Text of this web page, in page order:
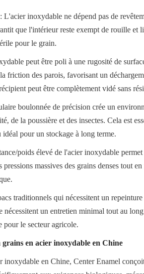
inoxydable ne dépend pas de
que l'intérieur reste exempt de rouille et
pour le grain.
peut être poli à une rugosité de
friction des parois, favorisant un
peut être complètement vidé sans
boulonnée de précision crée un
de la poussière et des insectes. Cela est
pour un stockage à long terme.
poids élevé de l'acier inoxydable
massives des grains denses tout
traditionnels qui nécessitent un
un entretien minimal tout au
le secteur agricole.
en acier inoxydable en Chine
inoxydable en Chine, Center Enamel